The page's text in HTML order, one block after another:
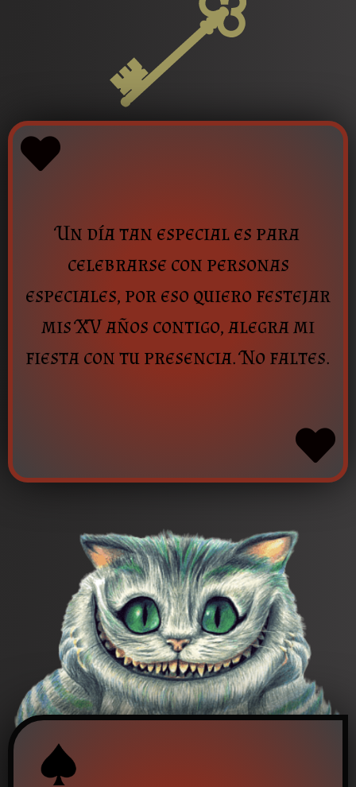
Un día tan especial es para
celebrarse con personas
especiales, por eso quiero festejar
mis XV años contigo, alegra mi
fiesta con tu presencia. No faltes.